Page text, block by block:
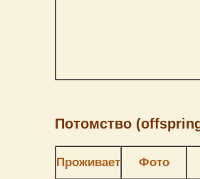
Потомство
Проживает Фото